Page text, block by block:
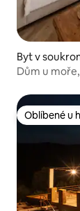
Byt v
one
Dům u
Oblíbené u
Oblíbené u